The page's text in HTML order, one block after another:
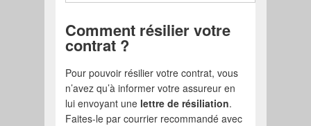
Comment résilier votre
contrat ?
Pour pouvoir résilier votre contrat, vous
n’avez qu’à informer votre assureur en
lui envoyant une lettre de résiliation.
Faites-le par courrier recommandé avec